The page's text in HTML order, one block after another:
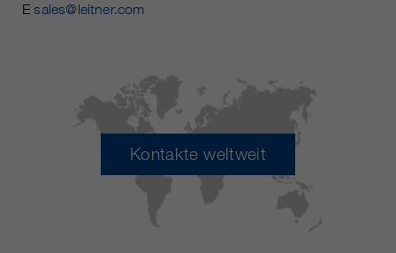
Esales@leitner.com
Kontakte weltweit